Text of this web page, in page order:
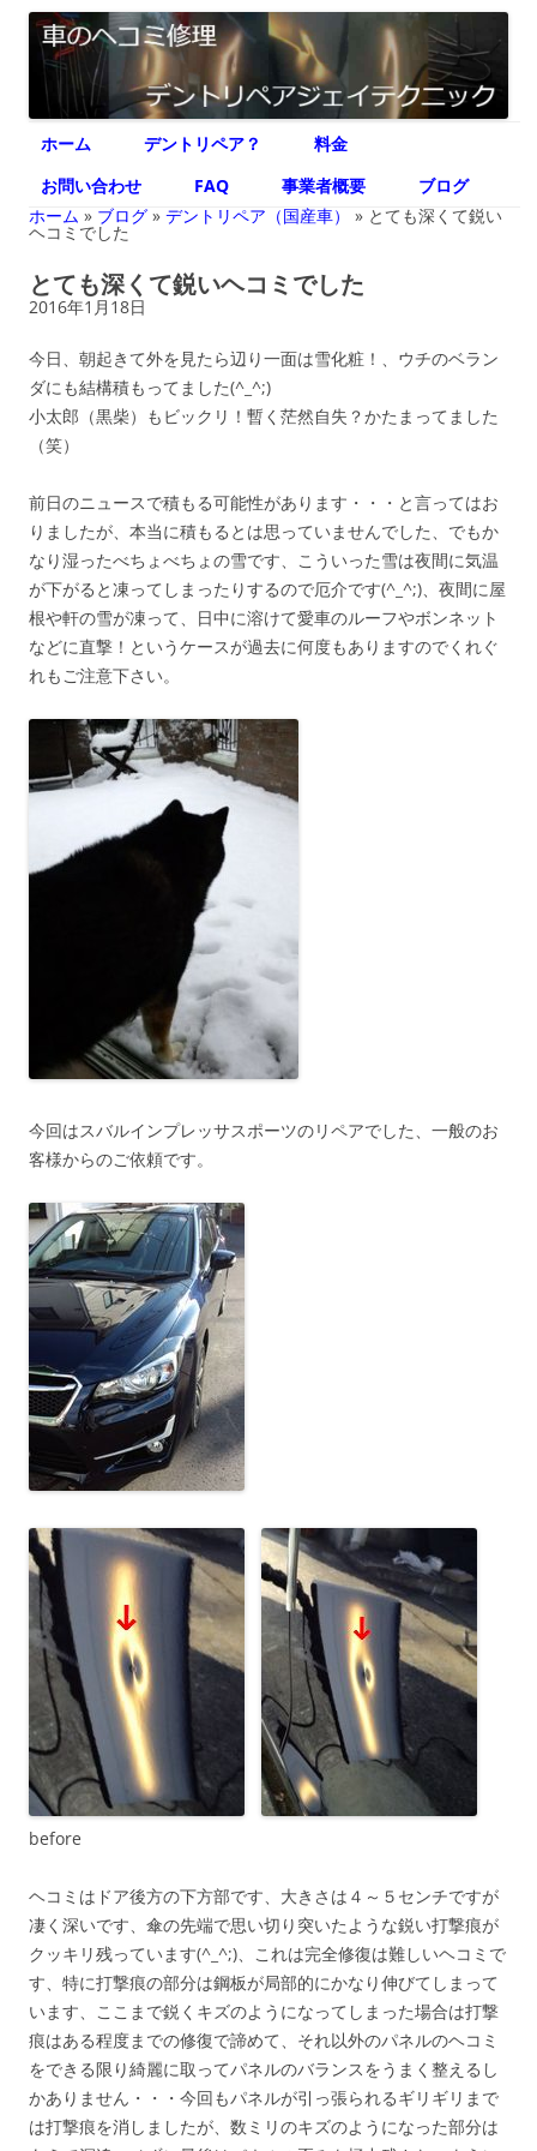
デントリペア ジェイテクニック
車のヘコミ修理専門 神奈川県横浜市 デントリペア ジェイテクニック
ン
ツ
へ
ス
プ
ホーム デントリペア？
料金
お問い合わせ
FAQ 事業者概要
ブログ
ホーム » ブログ » デントリペア（国産車） » とても深くて鋭い
ヘコミでした
とても深くて鋭いヘコミでした
2016年1月18日
今日、朝起きて外を見たら辺り一面は雪化粧！、ウチのベラン
ダにも結構積もってました(^_^;)
小太郎（黒柴）もビックリ！暫く茫然自失？かたまってました
（笑）
前日のニュースで積もる可能性があります・・・と言ってはお
りましたが、本当に積もるとは思っていませんでした、でもか
なり湿ったべちょべちょの雪です、こういった雪は夜間に気温
が下がると凍ってしまったりするので厄介です(^_^;)、夜間に屋
根や軒の雪が凍って、日中に溶けて愛車のルーフやボンネット
などに直撃！というケースが過去に何度もありますのでくれぐ
れもご注意下さい。
今回はスバルインプレッサスポーツのリペアでした、一般のお
客様からのご依頼です。
before
ヘコミはドア後方の下方部です、大きさは４～５センチですが
凄く深いです、傘の先端で思い切り突いたような鋭い打撃痕が
クッキリ残っています(^_^;)、これは完全修復は難しいヘコミで
す、特に打撃痕の部分は鋼板が局部的にかなり伸びてしまって
います、ここまで鋭くキズのようになってしまった場合は打撃
痕はある程度までの修復で諦めて、それ以外のパネルのヘコミ
をできる限り綺麗に取ってパネルのバランスをうまく整えるし
かありません・・・今回もパネルが引っ張られるギリギリまで
は打撃痕を消しましたが、数ミリのキズのようになった部分は